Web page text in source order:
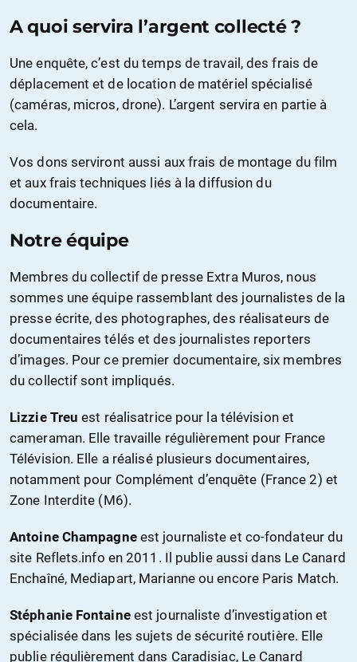
A quoi servira l’argent collecté ?
Une enquête, c’est du temps de travail, des frais de
déplacement et de location de matériel spécialisé
(caméras, micros, drone). L’argent servira en partie à
cela.
Vos dons serviront aussi aux frais de montage du film
et aux frais techniques liés à la diffusion du
documentaire.
Notre équipe
Membres du collectif de presse Extra Muros, nous
sommes une équipe rassemblant des journalistes de la
presse écrite, des photographes, des réalisateurs de
documentaires télés et des journalistes reporters
d’images. Pour ce premier documentaire, six membres
du collectif sont impliqués.
Lizzie Treu est réalisatrice pour la télévision et
cameraman. Elle travaille régulièrement pour France
Télévision. Elle a réalisé plusieurs documentaires,
notamment pour Complément d’enquête (France 2) et
Zone Interdite (M6).
Antoine Champagneest journaliste et co-fondateur du
site Reflets.info en 2011. Il publie aussi dans Le Canard
Enchaîné, Mediapart, Marianne ou encore Paris Match.
Stéphanie Fontaineest journaliste d’investigation et
spécialisée dans les sujets de sécurité routière. Elle
publie régulièrement dans Caradisiac, Le Canard